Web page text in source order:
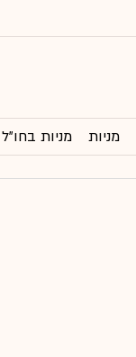
מניות מניות בחו"ל